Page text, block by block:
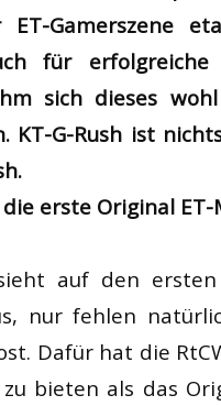
ET:QW Movies
DB Movies
Wolfenstein Movies
ET Scene
DB Scene
General News
Game Movies
PC Hard + Software
Gamerszene
für
sich dieses
KT-G-Rush ist
erste Original ET-
auf den
nur fehlen
Dafür hat die
bieten als das